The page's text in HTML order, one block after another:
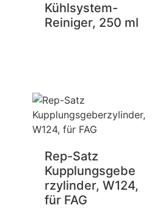
Kühlsystem-
Reiniger, 250 ml
Rep-Satz
Kupplungsgebe
rzylinder, W124,
für FAG